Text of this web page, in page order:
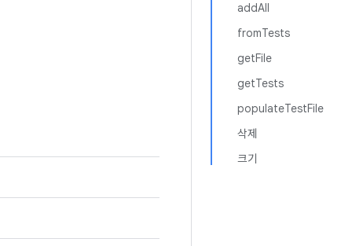
addAll
fromTests
getFile
getTests
populateTestFile
삭제
크기